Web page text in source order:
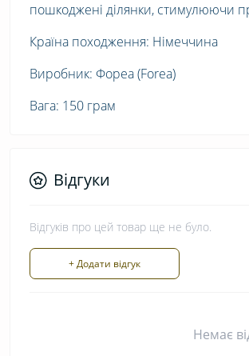
пошкоджені ділянки, стимулюючи
Країна походження: Німеччина
Виробник: Фореа (Forea)
Вага: 150 грам
Відгуки
Відгуків про цей товар ще не було.
+ Додати відгук
Немає